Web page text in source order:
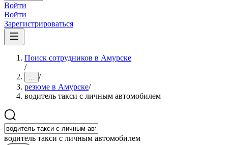
Войти
Войти
Зарегистрироваться
Поиск сотрудников в Амурске
/
... /
резюме в Амурске/
водитель такси с личным автомобилем
водитель такси с личным автомобилем